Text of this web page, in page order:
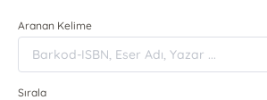
Aranan Kelime
Sırala